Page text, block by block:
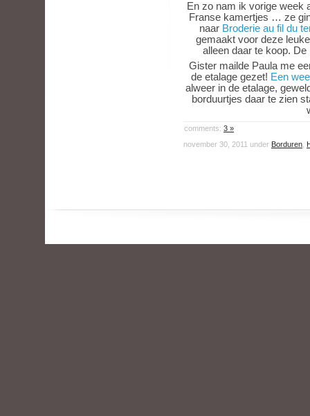
En zo nam ik vorige week
Franse kamertjes … ze
naar Broderie au fil du
gemaakt voor deze
alleen daar te koop.
Gister mailde Paula me
de etalage gezet! Een
alweer in de etalage,
borduurtjes daar te zien
comments: 3 »
november 30, 2011 under Borduren